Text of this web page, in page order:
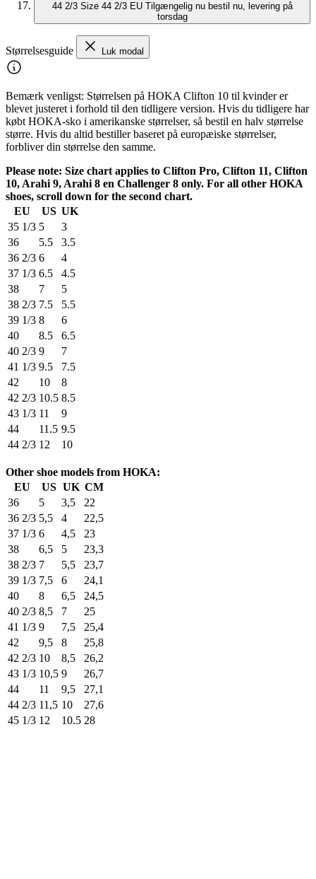
44 2/3 Size 44 2/3 EU Tilgængelig nu bestil nu, levering på
torsdag
Størrelsesguide Luk modal
Bemærk venligst: Størrelsen på HOKA Clifton 10 til kvinder er
blevet justeret i forhold til den tidligere version. Hvis du tidligere har
købt HOKA-sko i amerikanske størrelser, så bestil en halv størrelse
større. Hvis du altid bestiller baseret på europæiske størrelser,
forbliver din størrelse den samme.
Please note: Size chart applies to Clifton Pro, Clifton 11, Clifton
10, Arahi 9, Arahi 8 en Challenger 8 only. For all other HOKA
shoes, scroll down for the second chart.
EU
US UK
35 1/3 5
3
36
5.5
3.5
36 2/3 6
4
37 1/3 6.5
4.5
38
7
5
38 2/3 7.5
5.5
39 1/3 8
6
40
8.5
6.5
40 2/3 9
7
41 1/3 9.5
7.5
42
10
8
42 2/3 10.5 8.5
43 1/3 11
9
44
11.5 9.5
44 2/3 12 10
Other shoe models from HOKA:
EU
US UK CM
36
5 3,5
22
36 2/3 5,5 4
22,5
37 1/3 6 4,5
23
38
6,5 5
23,3
38 2/3 7 5,5
23,7
39 1/3 7,5 6
24,1
40
8 6,5
24,5
40 2/3 8,5 7
25
41 1/3 9 7,5
25,4
42
9,5 8
25,8
42 2/3 10 8,5
26,2
43 1/3 10,5 9
26,7
44
11 9,5
27,1
44 2/3 11,5 10
27,6
45 1/3 12 10.5 28